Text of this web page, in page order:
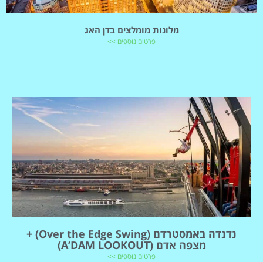
מלונות מומלצים בדן האג
פרטים נוספים >>
נדנדה באמסטרדם (Over the Edge Swing) +
מצפה אדם (A’DAM LOOKOUT)
פרטים נוספים >>